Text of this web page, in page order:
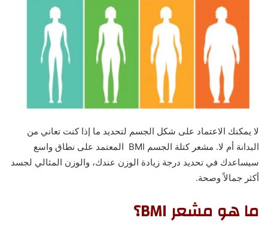
لا يمكنك الاعتماد على شكل الجسم لتحديد ما إذا كنت تعاني من
البدانة أم لا. مشعر كتلة الجسم BMI المعتمد على نطاق واسع
سيساعدك في تحديد درجة زيادة الوزن عندك، والوزن المثالي لجسد
أكثر جمالاً وصحة.
ما هو مشعر BMI؟